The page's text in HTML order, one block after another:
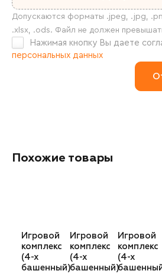
Нажимая кнопку Вы даете
персональных данных
Похожие товары
Игровой
комплекс
(4-х
башенный)
Игровой
комплекс
(4-х
башенный)
Игровой
комплекс
(4-х